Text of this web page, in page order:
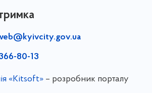
80-13
«Kitsoft»– розробник порталу